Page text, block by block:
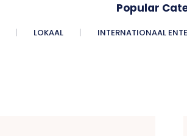
Popular
LOKAAL INTERNATIONAAL